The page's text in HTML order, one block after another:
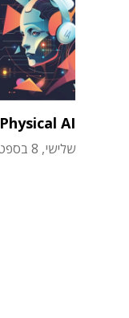
Physical AI
שלישי, 8 בספטמבר 2026